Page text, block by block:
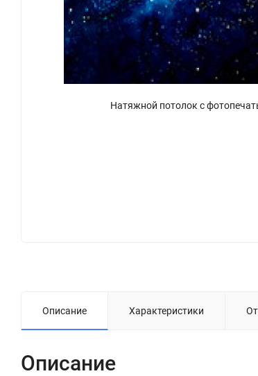
Натяжной потолок с
Описание Характеристики
Описание